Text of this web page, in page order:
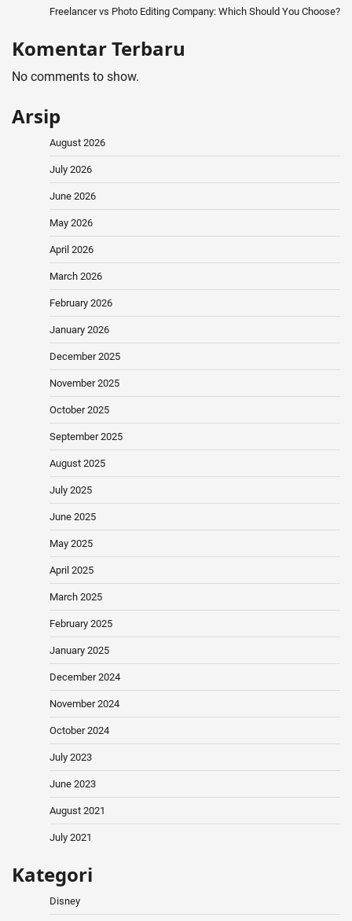
Freelancer vs Photo Editing Company: Which Should You Choose?
Komentar Terbaru
No comments to show.
Arsip
August 2026
July 2026
June 2026
May 2026
April 2026
March 2026
February 2026
January 2026
December 2025
November 2025
October 2025
September 2025
August 2025
July 2025
June 2025
May 2025
April 2025
March 2025
February 2025
January 2025
December 2024
November 2024
October 2024
July 2023
June 2023
August 2021
July 2021
Kategori
Disney